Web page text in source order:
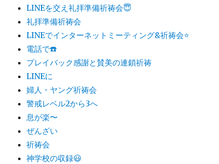
LINEを交え礼拝準備祈祷会😇
礼拝準備祈祷会
LINEでインターネットミーティング&祈祷会⭐️
電話で☎️
プレイバック感謝と賛美の連鎖祈祷
LINEに
婦人・ヤング祈祷会
警戒レベル2から3へ
息が楽〜
ぜんざい
祈祷会
神学校の収録😃